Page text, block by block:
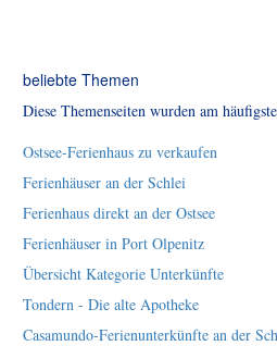
beliebte Themen
Diese Themenseiten wurden am
Ostsee-Ferienhaus zu verkaufen
Ferienhäuser an der Schlei
Ferienhaus direkt an der Ostsee
Ferienhäuser in Port Olpenitz
Übersicht Kategorie Unterkünfte
Tondern - Die alte Apotheke
Casamundo-Ferienunterkünfte an der